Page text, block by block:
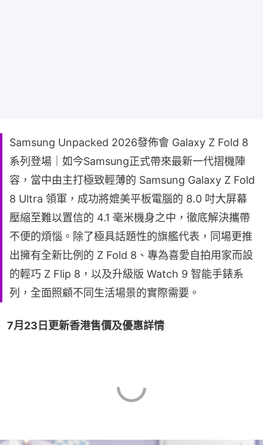
Samsung Unpacked 2026發佈會 Galaxy Z Fold 8
系列登場｜如今Samsung正式帶來最新一代摺機陣
容，當中由主打極致輕薄的 Samsung Galaxy Z Fold
8 Ultra 領軍，成功將媲美平板電腦的 8.0 吋大屏幕
壓縮至難以置信的 4.1 毫米機身之中，徹底解決攜帶
不便的煩惱。除了極具話題性的旗艦代表，同場更推
出擁有全新比例的 Z Fold 8、專為喜愛自拍用家而設
的輕巧 Z Flip 8，以及升級版 Watch 9 智能手錶系
列，全面照顧不同生活場景的實際需要。
7月23日更新香港售價及優惠詳情